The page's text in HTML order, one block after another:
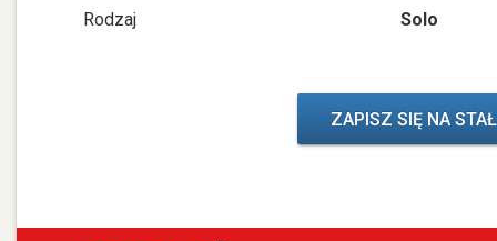
Rodzaj Solo
ZAPISZ SIĘ NA